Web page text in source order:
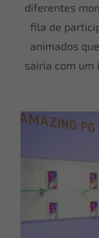
diferentes
fila de
animados
sairia com um